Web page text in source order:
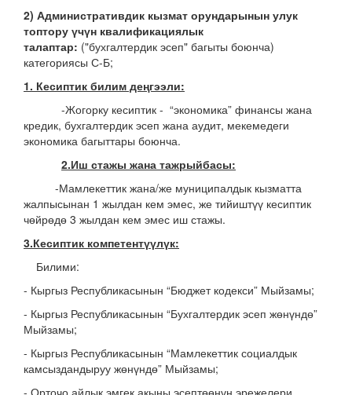
2) Административдик кызмат орундарынын улук
топтору үчүн квалификациялык
талаптар: ("бухгалтердик эсеп" багыты боюнча)
категориясы С-Б;
1. Кесиптик билим деңгээли:
-Жогорку кесиптик - “экономика” финансы жана
кредик, бухгалтердик эсеп жана аудит, мекемедеги
экономика багыттары боюнча.
2.Иш стажы жана тажрыйбасы:
-Мамлекеттик жана/же муниципалдык кызматта
жалпысынан 1 жылдан кем эмес, же тийиштүү кесиптик
чөйрөдө 3 жылдан кем эмес иш стажы.
3.Кесиптик компетентүүлүк:
Билими:
- Кыргыз Республикасынын “Бюджет кодекси” Мыйзамы;
- Кыргыз Республикасынын “Бухгалтердик эсеп жөнүндө”
Мыйзамы;
- Кыргыз Республикасынын “Мамлекеттик социалдык
камсыздандыруу жөнүндө” Мыйзамы;
- Орточо айлык эмгек акыны эсептөөнүн эрежелери